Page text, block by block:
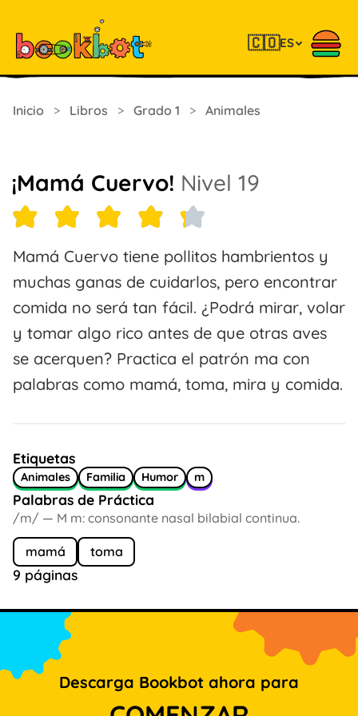
🇨🇴ES
Inicio > Libros > Grado 1 > Animales
¡Mamá Cuervo! Nivel 19
Mamá Cuervo tiene pollitos hambrientos y
muchas ganas de cuidarlos, pero encontrar
comida no será tan fácil. ¿Podrá mirar, volar
y tomar algo rico antes de que otras aves
se acerquen? Practica el patrón ma con
palabras como mamá, toma, mira y comida.
Etiquetas
Animales Familia Humor m
Palabras de Práctica
/m/ — M m: consonante nasal bilabial continua.
mamá toma
9 páginas
Descarga Bookbot ahora para